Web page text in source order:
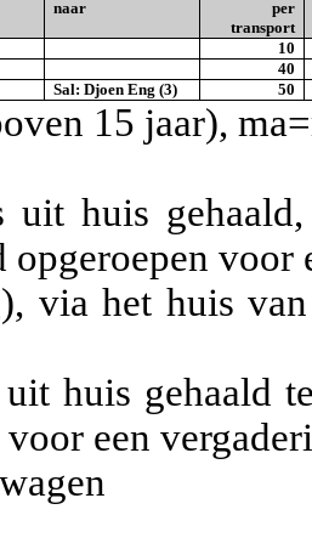
naar
per
transport
10
40
Sal: Djoen Eng (3) 50
15 jaar),
uit huis
opgeroepen voor
via het huis
uit huis gehaald
een